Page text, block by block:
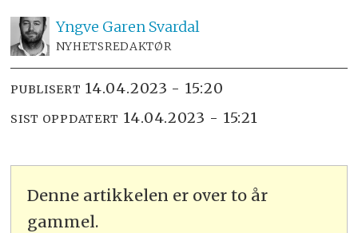
Yngve Garen Svardal
NYHETSREDAKTØR
PUBLISERT 14.04.2023 - 15:20
SIST OPPDATERT 14.04.2023 - 15:21
Denne artikkelen er over to år
gammel.